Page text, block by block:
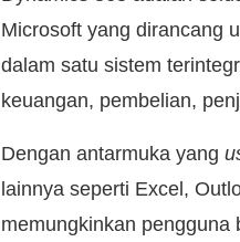
Microsoft yang dirancang
dalam satu sistem
keuangan, pembelian,
Dengan antarmuka yang
lainnya seperti Excel,
memungkinkan pengguna